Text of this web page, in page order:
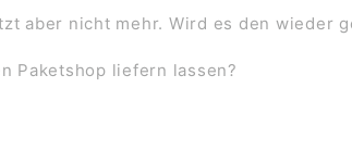
aber nicht mehr. Wird es den wieder
Paketshop liefern lassen?